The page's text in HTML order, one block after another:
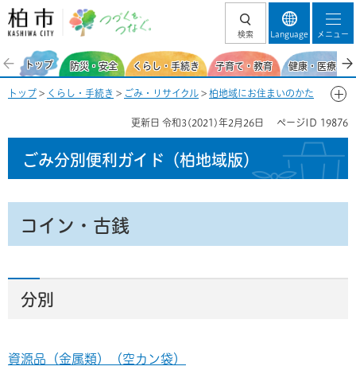
柏市 つづくを、
検索 Language メニュー
トップ 防災・安全 くらし・手続き 子育て・教育 健康・医療・
トップ > くらし・手続き > ごみ・リサイクル > 柏地域にお住まいのかた
更新日 令和3(2021)年2月26日 ページID 19876
ごみ分別便利ガイド （柏地域版）
コイン・古銭
分別
資源品（金属類）（空カン袋）